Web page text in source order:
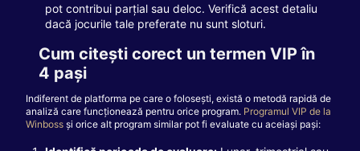
pot contribui parțial sau deloc. Verifică acest detaliu
dacă jocurile tale preferate nu sunt sloturi.
Cum citești corect un termen VIP în
4 pași
Indiferent de platforma pe care o folosești, există o metodă rapidă de
analiză care funcționează pentru orice program. Programul VIP de la
Winboss și orice alt program similar pot fi evaluate cu aceiași pași: